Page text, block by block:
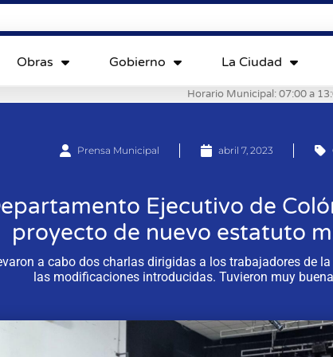
Obras Gobierno La Ciudad
Horario Municipal: 07:00 a
Prensa Municipal abril 7, 2023
Ejecutivo de
proyecto de nuevo estatuto
a cabo dos charlas dirigidas a los trabajadores de
las modificaciones introducidas. Tuvieron muy